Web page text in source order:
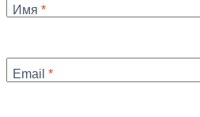
Имя *
Email *